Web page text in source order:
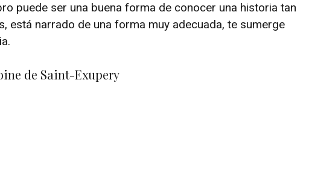
puede ser una buena forma de conocer una historia tan
está narrado de una forma muy adecuada, te sumerge
de Saint-Exupery